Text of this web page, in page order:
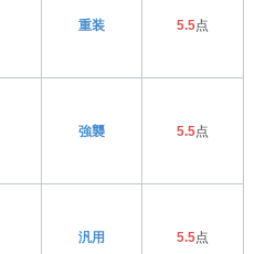
重装 5.5点
強襲 5.5点
汎用 5.5点